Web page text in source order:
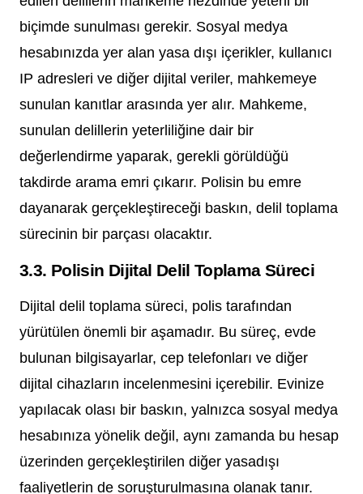
biçimde sunulması gerekir. Sosyal medya
hesabınızda yer alan yasa dışı içerikler, kullanıcı
IP adresleri ve diğer dijital veriler, mahkemeye
sunulan kanıtlar arasında yer alır. Mahkeme,
sunulan delillerin yeterliliğine dair bir
değerlendirme yaparak, gerekli görüldüğü
takdirde arama emri çıkarır. Polisin bu emre
dayanarak gerçekleştireceği baskın, delil toplama
sürecinin bir parçası olacaktır.
3.3. Polisin Dijital Delil Toplama Süreci
Dijital delil toplama süreci, polis tarafından
yürütülen önemli bir aşamadır. Bu süreç, evde
bulunan bilgisayarlar, cep telefonları ve diğer
dijital cihazların incelenmesini içerebilir. Evinize
yapılacak olası bir baskın, yalnızca sosyal medya
hesabınıza yönelik değil, aynı zamanda bu hesap
üzerinden gerçekleştirilen diğer yasadışı
faaliyetlerin de soruşturulmasına olanak tanır.